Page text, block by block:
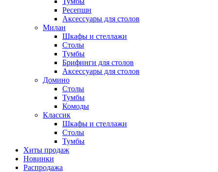
Ресепшн
Аксессуары для столов
Милан
Шкафы и стеллажи
Столы
Тумбы
Брифинги для столов
Аксессуары для столов
Домино
Столы
Тумбы
Комоды
Классик
Шкафы и стеллажи
Столы
Тумбы
Хиты продаж
Новинки
Распродажа